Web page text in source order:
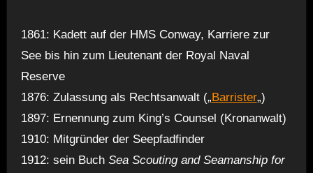
1861: Kadett auf der HMS Conway, Karriere zur
See bis hin zum Lieutenant der Royal Naval
Reserve
1876: Zulassung als Rechtsanwalt („Barrister„)
1897: Ernennung zum King’s Counsel (Kronanwalt)
1910: Mitgründer der Seepfadfinder
1912: sein Buch Sea Scouting and Seamanship for